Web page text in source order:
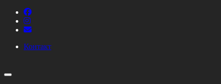
Контакт